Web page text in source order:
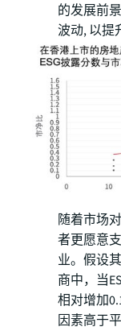
的发展前
波动, 以提
随着市场
者更愿意
业。假设
商中，当
相对增加
因素高于